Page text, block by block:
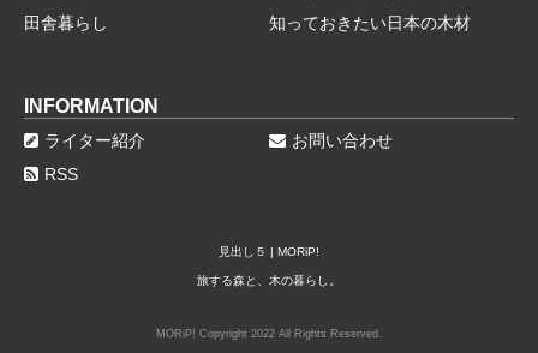
田舎暮らし
知っておきたい日本の木材
INFORMATION
ライター紹介
お問い合わせ
RSS
見出し５ | MORiP!
旅する森と、木の暮らし。
MORiP! Copyright 2022 All Rights Reserved.